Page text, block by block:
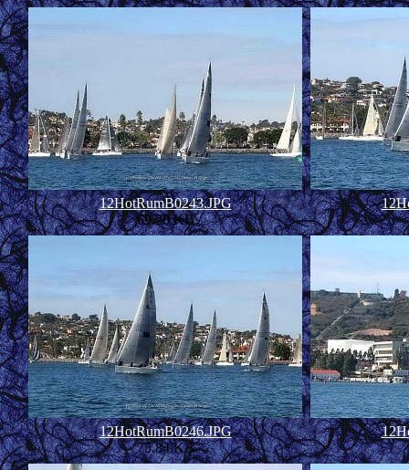
12HotRumB0243.JPG
69.20 KB
12HotRumB0246.JPG
75.84 KB